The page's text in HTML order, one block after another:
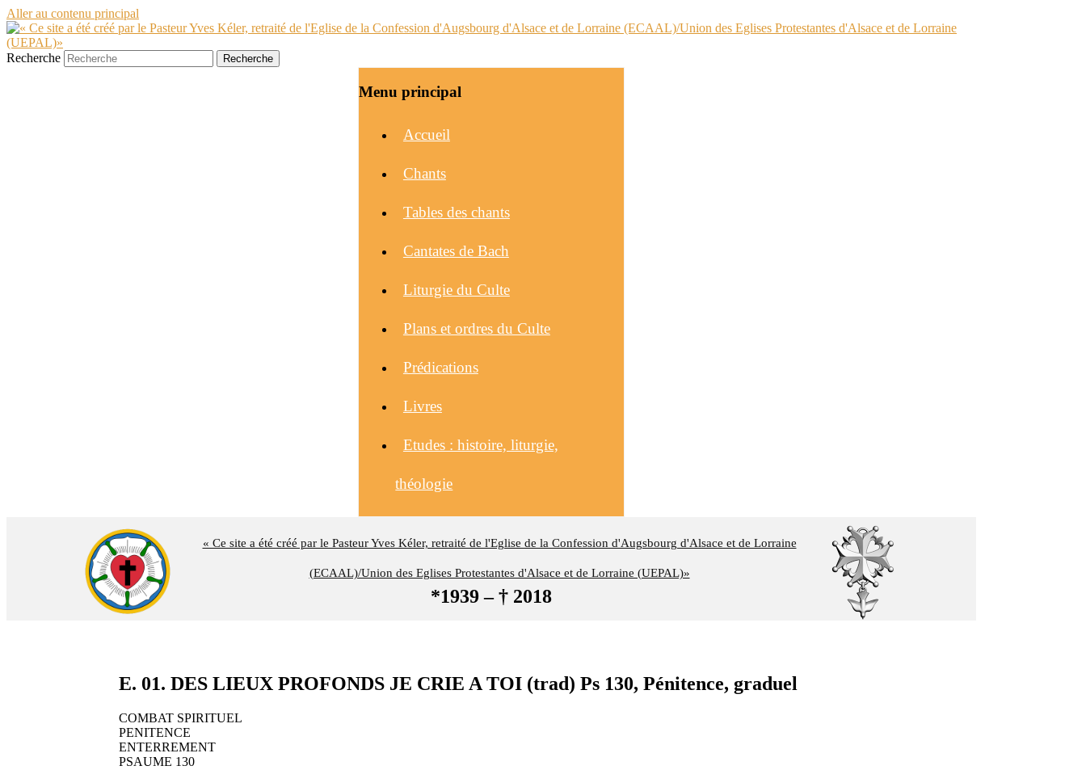
Aller au contenu principal
« Ce site a été créé par le Pasteur Yves Kéler, retraité de l'Eglise de la Confession d'Augsbourg d'Alsace et de Lorraine
(ECAAL)/Union des Eglises Protestantes d'Alsace et de Lorraine (UEPAL)»
*1939 – † 2018
Recherche
Menu principal
Accueil
Chants
Tables des chants
Cantates de Bach
Liturgie du Culte
Plans et ordres du Culte
Prédications
Livres
Etudes : histoire, liturgie,
théologie
E. 01. DES LIEUX PROFONDS JE CRIE A TOI (trad) Ps 130, Pénitence, graduel
COMBAT SPIRITUEL
PENITENCE
ENTERREMENT
PSAUME 130